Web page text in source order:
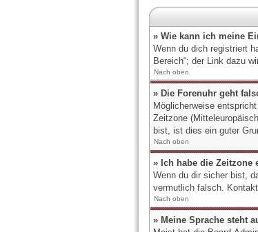
» Wie kann ich meine
Wenn du dich registriert
Bereich“; der Link dazu
Nach oben
» Die Forenuhr geht
Möglicherweise
Zeitzone
bist, ist dies ein guter
Nach oben
» Ich habe die Zeitzone
Wenn du dir sicher bist,
vermutlich falsch.
Nach oben
» Meine Sprache steht